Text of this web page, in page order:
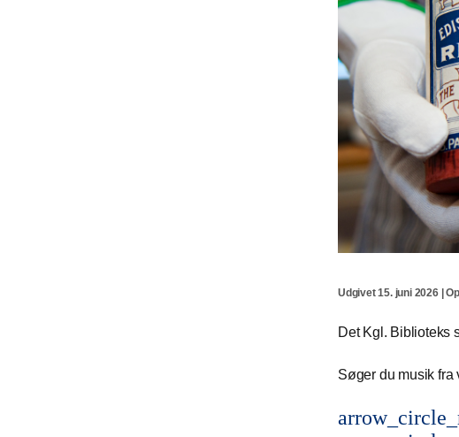
Udgivet 15. juni 2026 |
Det Kgl. Biblioteks
Søger du musik fra